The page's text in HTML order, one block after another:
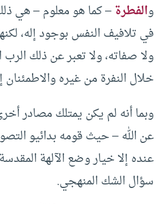
والفطرة– كما هو معلوم – هي
في تلافيف النفس بوجود إله،
ولا صفاته، ولا تعبر عن ذلك الرب
خلال النفرة من غيره والاطمئنان
وبما أنه لم يكن يمتلك مصادر
عن الله – حيث قومه بدائيو
عنده إلا خيار وضع الآلهة
سؤال الشك المنهجي.